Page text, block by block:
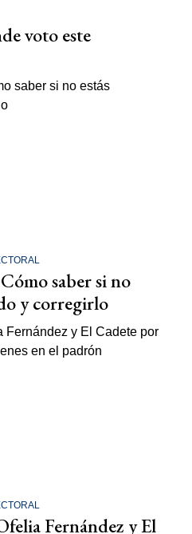
voto este
saber si no
y corregirlo
Fernández y El